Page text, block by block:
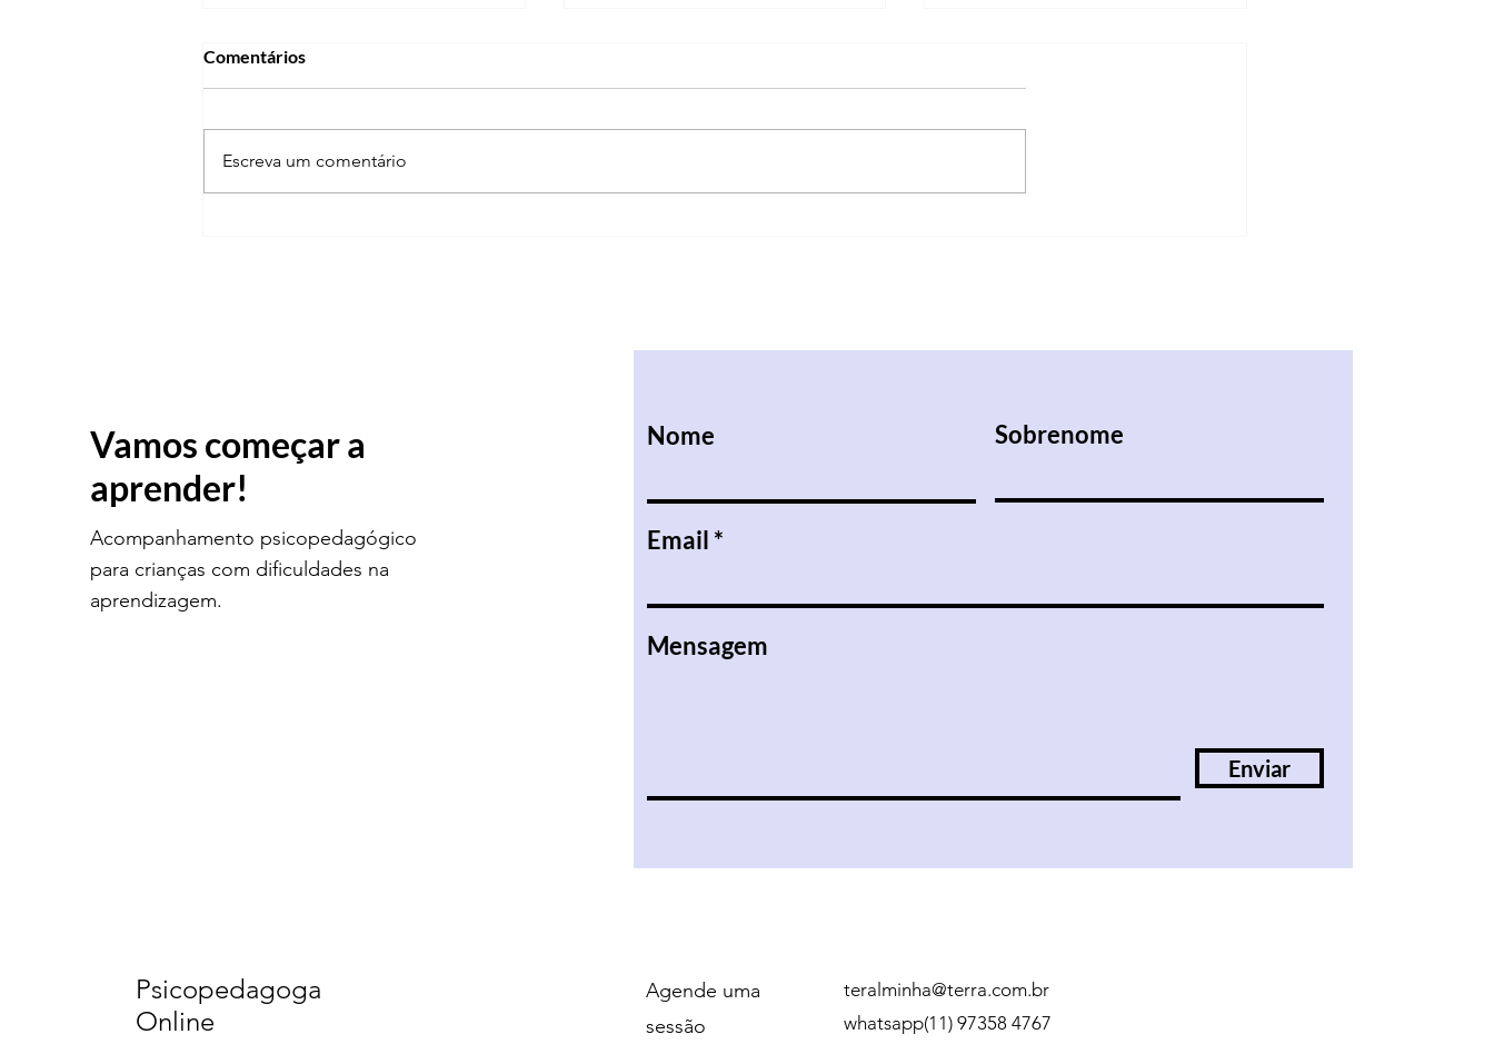
Comentários
Escreva um comentário
Vamos começar a
aprender!
Acompanhamento psicopedagógico
para crianças com dificuldades na
aprendizagem.
Psicopedagoga
Online
Nome Sobrenome
Email
Mensagem
Enviar
Agende uma
sessão
teralminha@terra.com.br
whatsapp(11) 97358 4767